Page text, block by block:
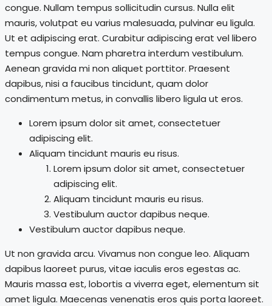
congue. Nullam tempus sollicitudin cursus. Nulla elit
mauris, volutpat eu varius malesuada, pulvinar eu ligula.
Ut et adipiscing erat. Curabitur adipiscing erat vel libero
tempus congue. Nam pharetra interdum vestibulum.
Aenean gravida mi non aliquet porttitor. Praesent
dapibus, nisi a faucibus tincidunt, quam dolor
condimentum metus, in convallis libero ligula ut eros.
Lorem ipsum dolor sit amet, consectetuer
adipiscing elit.
Aliquam tincidunt mauris eu risus.
Lorem ipsum dolor sit amet, consectetuer
adipiscing elit.
Aliquam tincidunt mauris eu risus.
Vestibulum auctor dapibus neque.
Vestibulum auctor dapibus neque.
Ut non gravida arcu. Vivamus non congue leo. Aliquam
dapibus laoreet purus, vitae iaculis eros egestas ac.
Mauris massa est, lobortis a viverra eget, elementum sit
amet ligula. Maecenas venenatis eros quis porta laoreet.